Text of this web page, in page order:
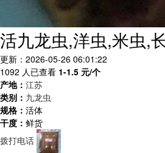
活九龙虫,洋虫,米虫,
更新：2026-05-26 06:01:22
1092 人已查看 1-1.5 元/个
产地： 江苏
类别： 九龙虫
规格： 活体
干度： 鲜货
拨打电话